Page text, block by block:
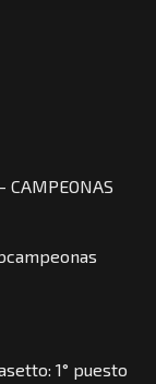
1° puesto